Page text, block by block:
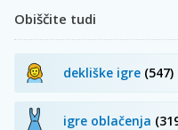
Obiščite tudi
dekliške igre (547)
igre oblačenja